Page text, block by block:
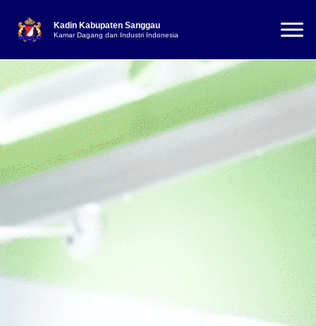
Kadin Kabupaten Sanggau
Kamar Dagang dan Industri Indonesia